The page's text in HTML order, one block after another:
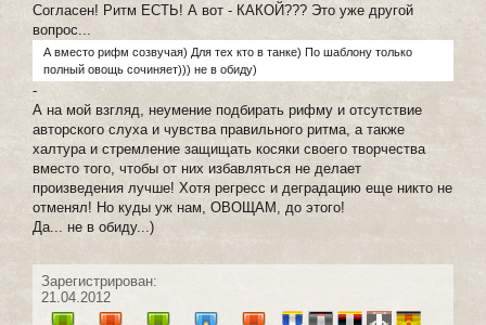
Согласен! Ритм ЕСТЬ! А вот - КАКОЙ??? Это уже другой
вопрос...
А вместо рифм созвучая) Для тех кто в танке) По шаблону только
полный овощь сочиняет))) не в обиду)
-
А на мой взгляд, неумение подбирать рифму и отсутствие
авторского слуха и чувства правильного ритма, а также
халтура и стремление защищать косяки своего творчества
вместо того, чтобы от них избавляться не делает
произведения лучше! Хотя регресс и деградацию еще никто не
отменял! Но куды уж нам, ОВОЩАМ, до этого!
Да... не в обиду...)
Зарегистрирован:
21.04.2012